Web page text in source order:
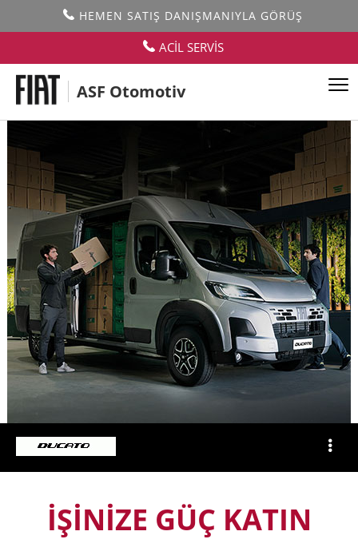
HEMEN SATIŞ DANIŞMANIYLA GÖRÜŞ
ACİL SERVİS
ASF Otomotiv
İŞİNİZE GÜÇ KATIN